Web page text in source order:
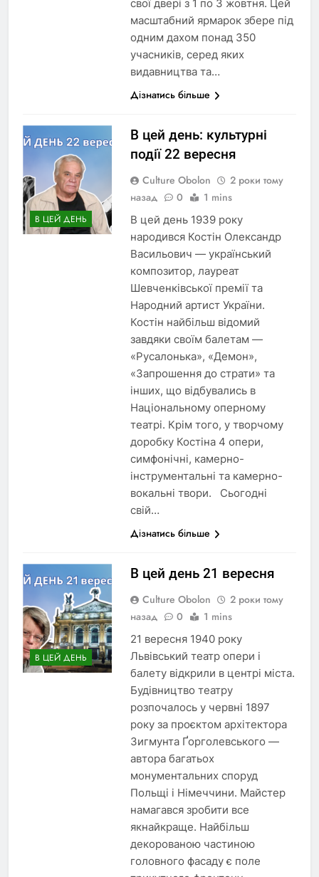
свої двері з 1 по 3 жовтня. Цей
масштабний ярмарок збере під
одним дахом понад 350
учасників, серед яких
видавництва та…
Дізнатись більше
В ЦЕЙ ДЕНЬ
В цей день: культурні
події 22 вересня
Culture Obolon
2 роки тому
назад
0 1 mins
В цей день 1939 року
народився Костін Олександр
Васильович — український
композитор, лауреат
Шевченківської премії та
Народний артист України.
Костін найбільш відомий
завдяки своїм балетам —
«Русалонька», «Демон»,
«Запрошення до страти» та
інших, що відбувались в
Національному оперному
театрі. Крім того, у творчому
доробку Костіна 4 опери,
симфонічні, камерно-
інструментальні та камерно-
вокальні твори. Сьогодні
свій…
Дізнатись більше
В ЦЕЙ ДЕНЬ
В цей день 21 вересня
Culture Obolon
2 роки тому
назад
0 1 mins
21 вересня 1940 року
Львівський театр опери і
балету відкрили в центрі міста.
Будівництво театру
розпочалось у червні 1897
року за проєктом архітектора
Зигмунта Ґорголевського —
автора багатьох
монументальних споруд
Польщі і Німеччини. Майстер
намагався зробити все
якнайкраще. Найбільш
декорованою частиною
головного фасаду є поле